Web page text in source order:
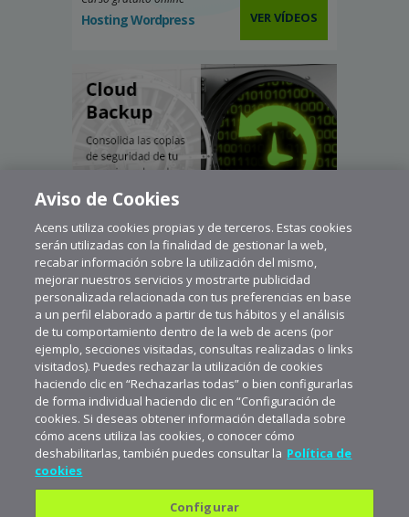
Hosting Wordpress VER VÍDEOS
Aviso de Cookies
Acens utiliza cookies propias y de terceros. Estas cookies
serán utilizadas con la finalidad de gestionar la web,
recabar información sobre la utilización del mismo,
mejorar nuestros servicios y mostrarte publicidad
personalizada relacionada con tus preferencias en base
a un perfil elaborado a partir de tus hábitos y el análisis
de tu comportamiento dentro de la web de acens (por
ejemplo, secciones visitadas, consultas realizadas o links
visitados). Puedes rechazar la utilización de cookies
haciendo clic en “Rechazarlas todas” o bien configurarlas
de forma individual haciendo clic en “Configuración de
cookies. Si deseas obtener información detallada sobre
cómo acens utiliza las cookies, o conocer cómo
deshabilitarlas, también puedes consultar la Política de
cookies
Configurar